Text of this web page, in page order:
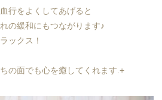
行をよくしてあげると
の緩和にもつながります♪
ックス！
の面でも心を癒してくれます.+